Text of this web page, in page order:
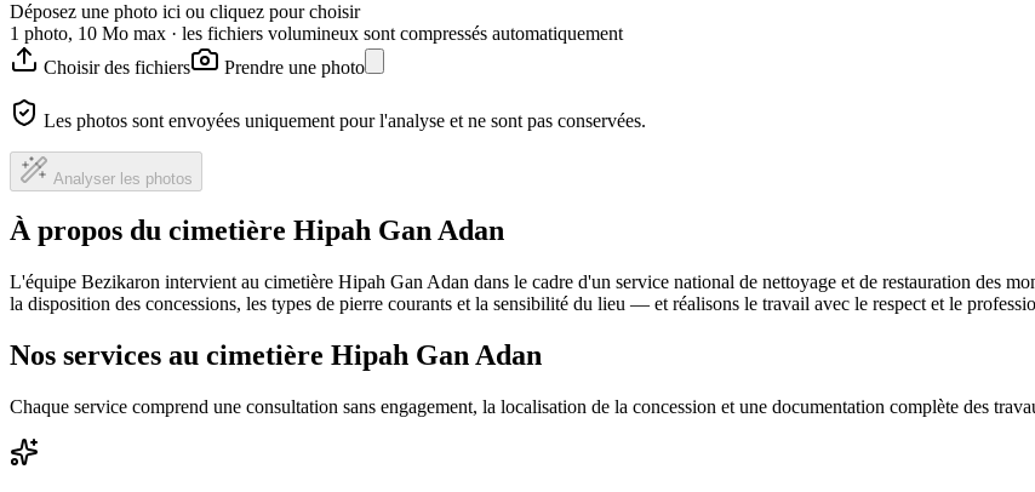
Déposez une photo ici ou cliquez pour choisir
1 photo, 10 Mo max · les fichiers volumineux sont compressés automatiquement
Choisir des fichiers
Prendre une photo
Les photos sont envoyées uniquement pour l'analyse et ne sont pas conservées.
Analyser les photos
À propos du cimetière Hipah Gan Adan
L'équipe Bezikaron intervient au cimetière Hipah Gan Adan dans le cadre d'un service national de nettoyage et de restauration des
la disposition des concessions, les types de pierre courants et la sensibilité du lieu — et réalisons le travail avec le respect et le
Nos services au cimetière Hipah Gan Adan
Chaque service comprend une consultation sans engagement, la localisation de la concession et une documentation complète des